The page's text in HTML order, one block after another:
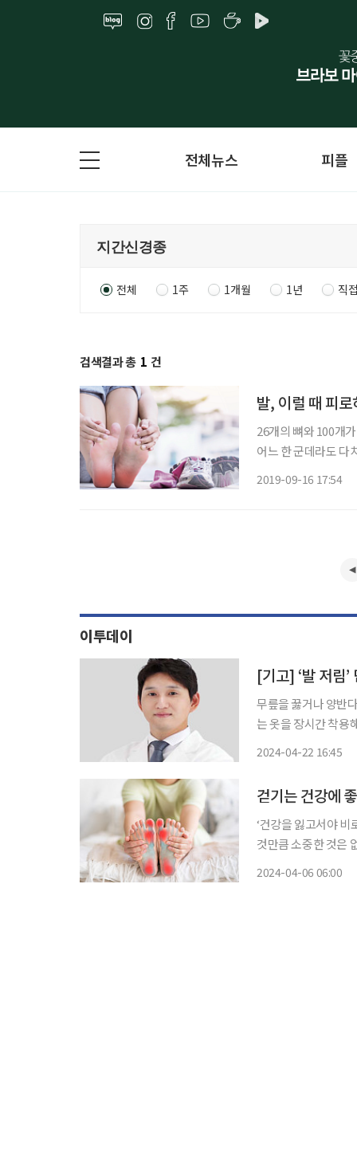
전체뉴스 피플
전체 1주 1개월 1년 직
검색결과 총 1 건
발, 이럴 때 피로
26개의 뼈와 100개
어느 한 군데라도 다
2019-09-16 17:54
이투데이
[기고] ‘발 저림
무릎을 꿇거나 양반
는 옷을 장시간 착용
2024-04-22 16:45
걷기는 건강에
‘건강을 잃고서야
것만큼 소중한 것은
2024-04-06 06:00